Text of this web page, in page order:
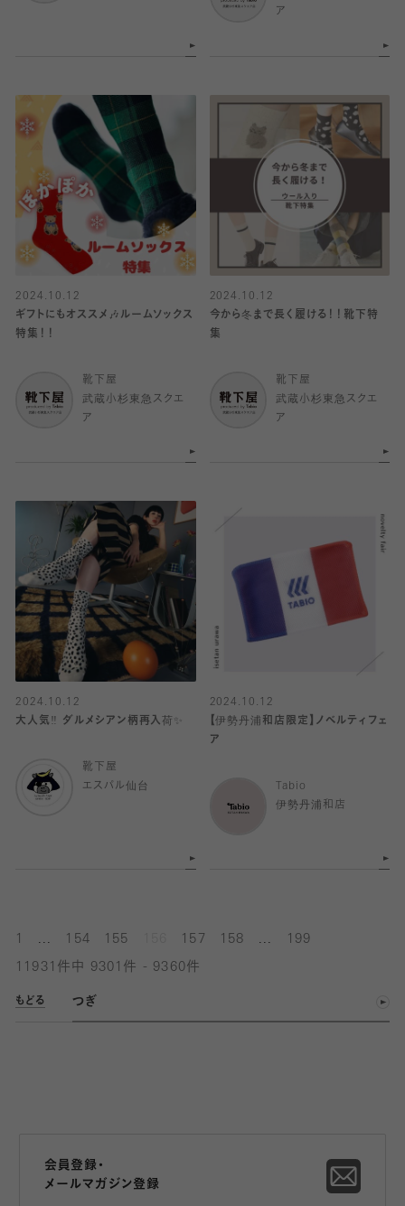
ア
2024.10.12
ギフトにもオススメ🎶ルームソックス
特集！！
靴下屋
武蔵小杉東急スクエ
ア
2024.10.12
今から冬まで長く履ける！！靴下特
集
靴下屋
武蔵小杉東急スクエ
ア
2024.10.12
大人気‼︎ ダルメシアン柄再入荷✨
靴下屋
エスパル仙台
2024.10.12
【伊勢丹浦和店限定】ノベルティフェ
ア
Tabio
伊勢丹浦和店
154 155 157 158 199
11931件中 9301件 - 9360件
もどる つぎ
会員登録・
メールマガジン登録